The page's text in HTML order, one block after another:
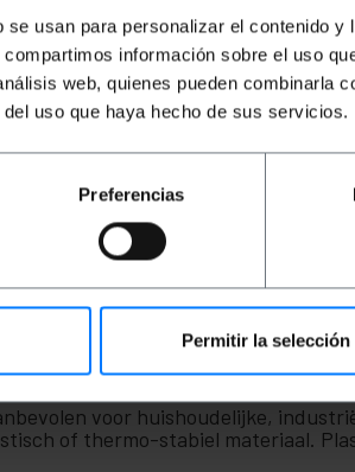
usan para personalizar el contenido
información sobre el uso
web, quienes pueden combinarla
uso que haya hecho de sus servicios.
Preferencias
Permitir la selección
REF:
CM043
Aantal
voor huishoudelijke,
of thermo-stabiel materiaal.